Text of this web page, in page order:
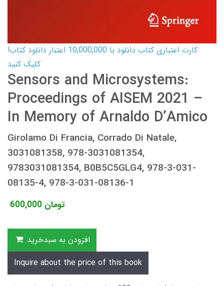
کارت اعتباری کتاب دانلود با 10,000,000 اعتبار دانلود کتاب!
کلیک کنید
Sensors and Microsystems:
Proceedings of AISEM 2021 –
In Memory of Arnaldo D’Amico
Girolamo Di Francia, Corrado Di Natale,
3031081358, 978-3031081354,
9783031081354, B0B5C5GLG4, 978-3-031-
08135-4, 978-3-031-08136-1
600,000 تومان
افزودن به سبدخرید
Inquire about the price of this book